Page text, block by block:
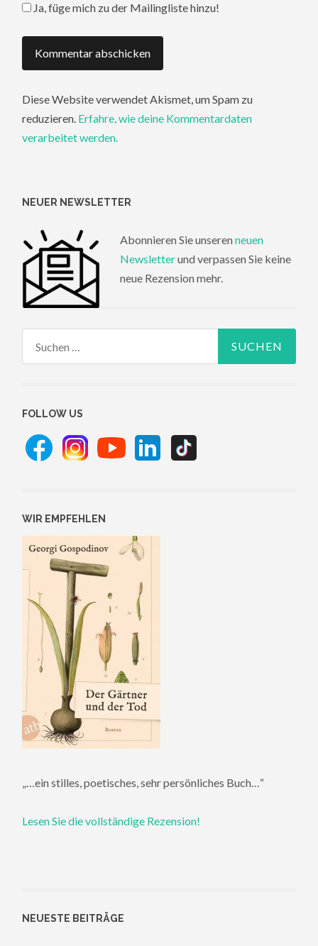
Ja, füge mich zu der Mailingliste hinzu!
Diese Website verwendet Akismet, um Spam zu
reduzieren. Erfahre, wie deine Kommentardaten
verarbeitet werden.
NEUER NEWSLETTER
Abonnieren Sie unseren neuen
Newsletterund verpassen Sie keine
neue Rezension mehr.
FOLLOW US
WIR EMPFEHLEN
„…ein stilles, poetisches, sehr persönliches Buch…“
Lesen Sie die vollständige Rezension!
NEUESTE BEITRÄGE